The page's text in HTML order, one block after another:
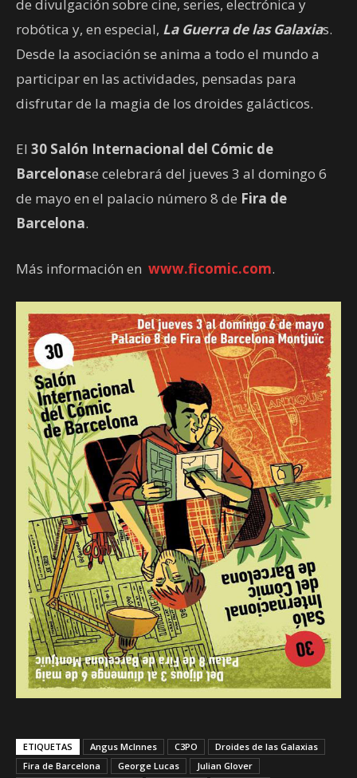
de divulgación sobre cine, series, electrónica y
robótica y, en especial, La Guerra de las Galaxias.
Desde la asociación se anima a todo el mundo a
participar en las actividades, pensadas para
disfrutar de la magia de los droides galácticos.
El 30 Salón Internacional del Cómic de
Barcelonase celebrará del jueves 3 al domingo 6
de mayo en el palacio número 8 de Fira de
Barcelona.
Más información en www.ficomic.com.
ETIQUETAS Angus McInnes C3PO
Droides de las Galaxias
Fira de Barcelona
George Lucas
Julian Glover